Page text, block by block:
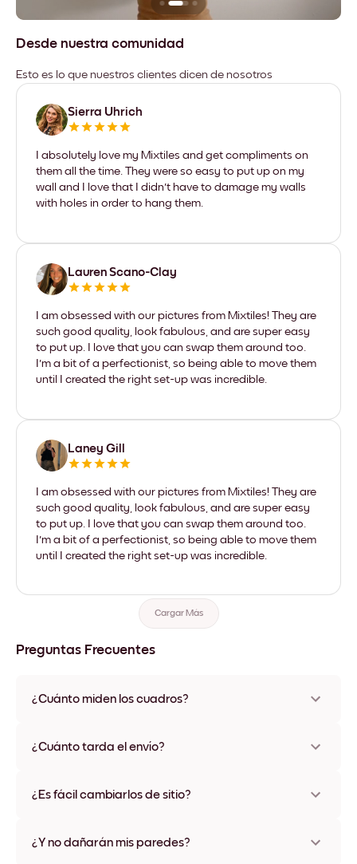
Desde nuestra comunidad
Esto es lo que nuestros clientes dicen de nosotros
Sierra Uhrich
I absolutely love my Mixtiles and get compliments on
them all the time. They were so easy to put up on my
wall and I love that I didn't have to damage my walls
with holes in order to hang them.
Lauren Scano-Clay
I am obsessed with our pictures from Mixtiles! They are
such good quality, look fabulous, and are super easy
to put up. I love that you can swap them around too.
I'm a bit of a perfectionist, so being able to move them
until I created the right set-up was incredible.
Laney Gill
I am obsessed with our pictures from Mixtiles! They are
such good quality, look fabulous, and are super easy
to put up. I love that you can swap them around too.
I'm a bit of a perfectionist, so being able to move them
until I created the right set-up was incredible.
Cargar Más
Preguntas Frecuentes
¿Cuánto miden los cuadros?
varios materiales y colores de marco, incluidas opciones sin
¿Cuánto tarda el envío?
disponibles en algunos países. Te enviaremos un número de
¿Es fácil cambiarlos de sitio?
ningún daño
¿Y no dañarán mis paredes?